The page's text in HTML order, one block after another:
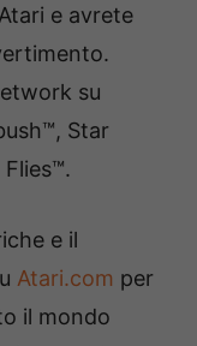
e avrete
su
Star
e il
Atari.com per
il mondo